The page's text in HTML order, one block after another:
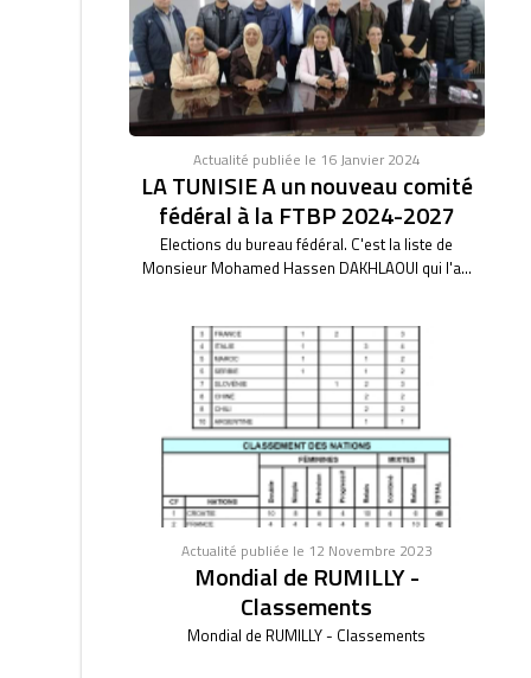
Actualité publiée le 16 Janvier 2024
LA TUNISIE A un nouveau comité
fédéral à la FTBP 2024-2027
Elections du bureau fédéral. C'est la liste de
Monsieur Mohamed Hassen DAKHLAOUI qui l'a...
Actualité publiée le 12 Novembre 2023
Mondial de RUMILLY -
Classements
Mondial de RUMILLY - Classements